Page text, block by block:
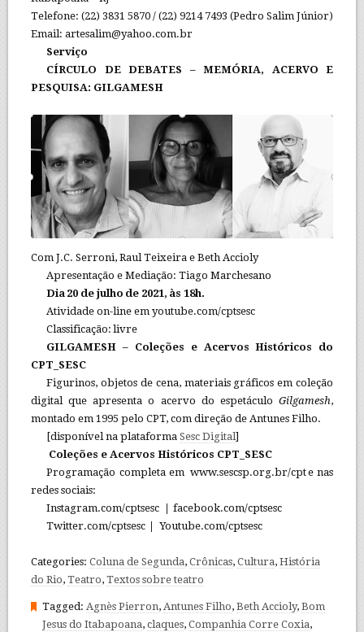
Telefone: (22) 3831 5870 / (22) 9214 7493 (Pedro Salim Júnior)
Email: artesalim@yahoo.com.br
Serviço
CÍRCULO DE DEBATES – MEMÓRIA, ACERVO E
PESQUISA: GILGAMESH
Com J.C. Serroni, Raul Teixeira e Beth Accioly
Apresentação e Mediação: Tiago Marchesano
Dia 20 de julho de 2021, às 18h.
Atividade on-line em youtube.com/cptsesc
Classificação: livre
GILGAMESH – Coleções e Acervos Históricos do
CPT_SESC
Figurinos, objetos de cena, materiais gráficos em coleção
digital que apresenta o acervo do espetáculoGilgamesh,
montado em 1995 pelo CPT, com direção de Antunes Filho.
[disponível na plataformaSesc Digital]
Coleções e Acervos Históricos CPT_SESC
Programação completa em www.sescsp.org.br/cpt e nas
redes sociais:
Instagram.com/cptsesc
facebook.com/cptsesc
Twitter.com/cptsesc
Youtube.com/cptsesc
Categories: Coluna de Segunda, Crônicas, Cultura, História
do Rio, Teatro, Textos sobre teatro
Tagged: Agnès Pierron, Antunes Filho, Beth Accioly, Bom
Jesus do Itabapoana, claques, Companhia Corre Coxia,